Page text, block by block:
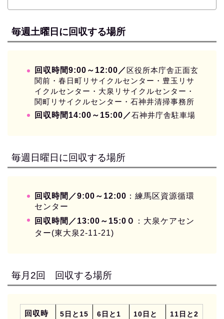
毎週土曜日に回収する場所
回収時間9:00～12:00／ 区役所本庁舎正面玄
関前・春日町リサイクルセンター・豊玉リサ
イクルセンター・大泉リサイクルセンター・
関町リサイクルセンター・石神井清掃事務所
回収時間14:00～15:00／石神井庁舎駐車場
毎週日曜日に回収する場所
回収時間／9:00～12:00 ：練馬区資源循環
センター
回収時間／13:00～15:0０
： 大泉ケアセン
ター(東大泉2‐11‐21)
毎月2回 回収する場所
回収時
5日と15
6日と1
10日と
11日と2